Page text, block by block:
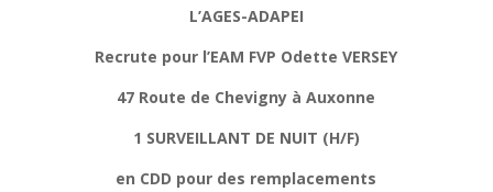
L’AGES-ADAPEI
Recrute pour l’EAM FVP Odette VERSEY
47 Route de Chevigny à Auxonne
1 SURVEILLANT DE NUIT (H/F)
en CDD pour des remplacements